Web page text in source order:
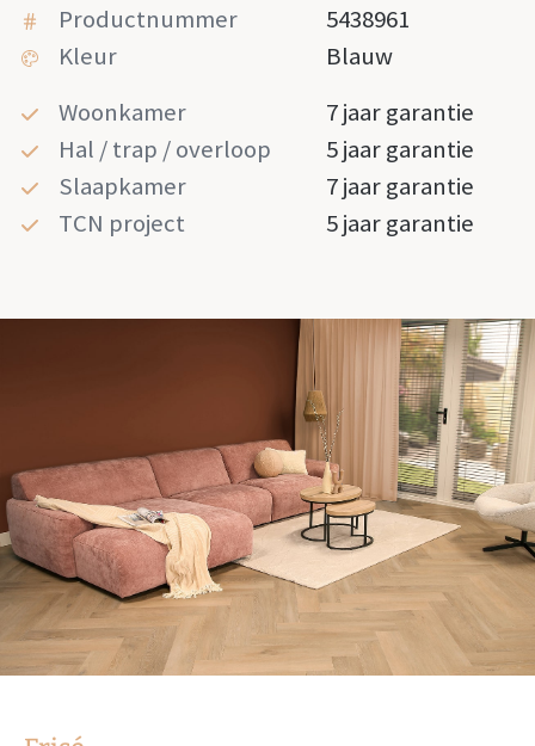
Productnummer
5438961
Kleur
Blauw
Woonkamer
7 jaar garantie
Hal / trap / overloop
5 jaar garantie
Slaapkamer
7 jaar garantie
TCN project
5 jaar garantie